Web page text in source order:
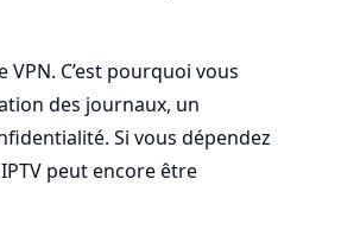
VPN. C’est pourquoi vous
des journaux, un
Si vous dépendez
peut encore être